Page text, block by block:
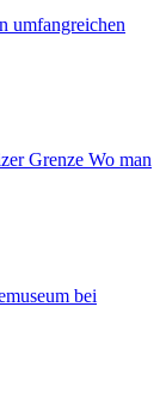
umfangreichen
Grenze Wo man
bei